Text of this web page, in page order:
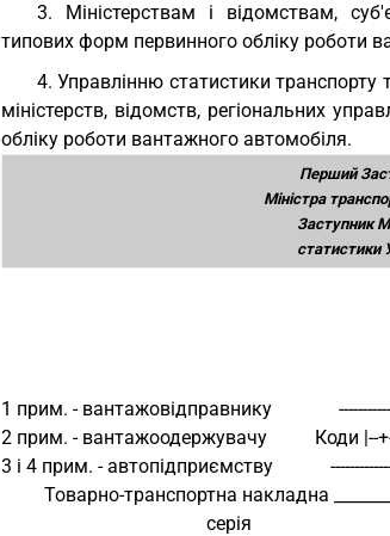
3. Міністерствам і відомствам,
типових форм первинного обліку роботи
4. Управлінню статистики транспорту
міністерств, відомств, регіональних
обліку роботи вантажного автомобіля.
Перший
Міністра
Заступник
статистики
1 прим. - вантажовідправнику
2 прим. - вантажоодержувачу          Коди |--
3 і 4 прим. - автопідприємству
Товарно-транспортна накладна ________________ N
серія